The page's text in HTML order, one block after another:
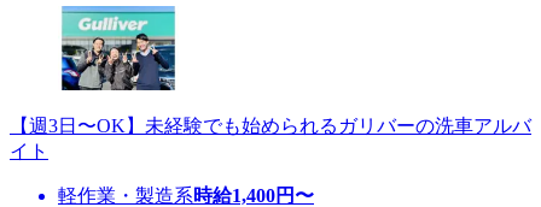
【週3日〜OK】未経験でも始められるガリバーの洗車アルバ
イト
軽作業・製造系時給1,400円〜